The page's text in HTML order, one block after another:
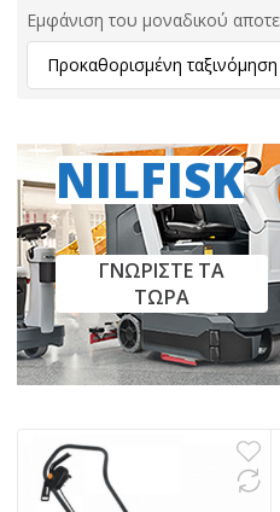
Εμφάνιση του μοναδικού
NILFISK
ΓΝΩΡΙΣΤΕ ΤΑ
ΤΩΡΑ